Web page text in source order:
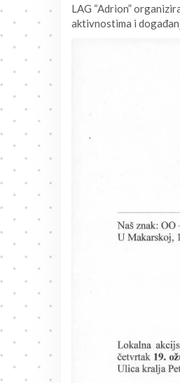
LAG “Adrion”
aktivnostima i